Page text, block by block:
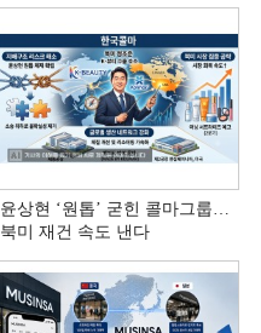
윤상현 ‘원톱ʼ 굳힌 콜마그룹…
북미 재건 속도 낸다